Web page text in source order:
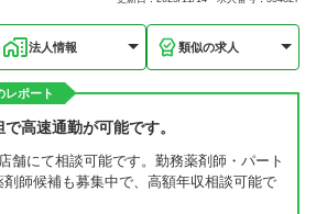
法人情報 類似の求人
レポート
高速通勤が可能です。
舗にて相談可能です。勤務薬剤師・パート
剤師候補も募集中で、高額年収相談可能で